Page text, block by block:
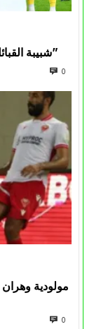
شبيبة القبائل – بن صافي: “نتيجة مؤسفة ومردود كارثي”
0
مولودية وهران
0